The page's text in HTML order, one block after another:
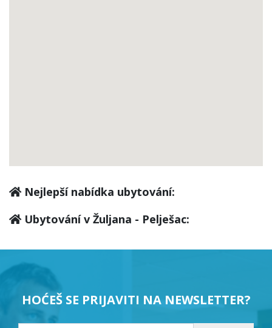
Nejlepší nabídka ubytování:
Ubytování v Žuljana - Pelješac:
HOĆEŠ SE PRIJAVITI NA NEWSLETTER?